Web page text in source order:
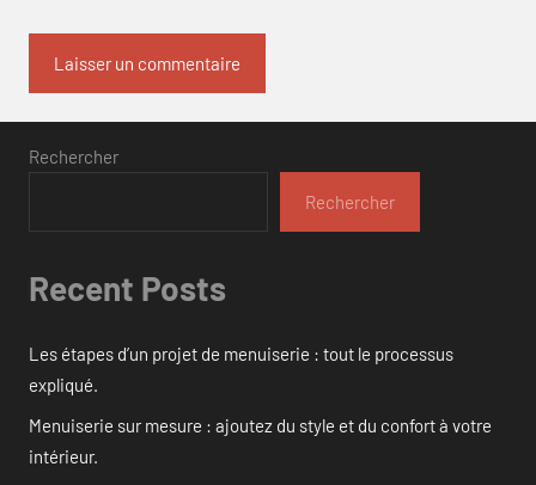
Rechercher
Rechercher
Recent Posts
Les étapes d’un projet de menuiserie : tout le processus
expliqué.
Menuiserie sur mesure : ajoutez du style et du confort à votre
intérieur.